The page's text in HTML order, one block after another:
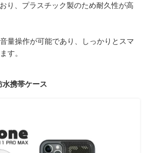
り、プラスチック製のため耐久性が高
量操作が可能であり、しっかりとスマ
す。
携帯ケース